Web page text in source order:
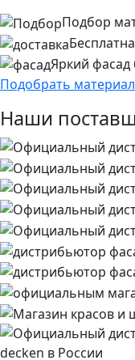
Подбор
Яркий фасад
Подобрать
Наши